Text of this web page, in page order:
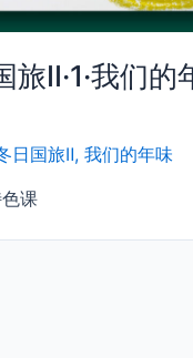
旅Ⅱ·1·我们
日国旅Ⅱ, 我们的年味
课